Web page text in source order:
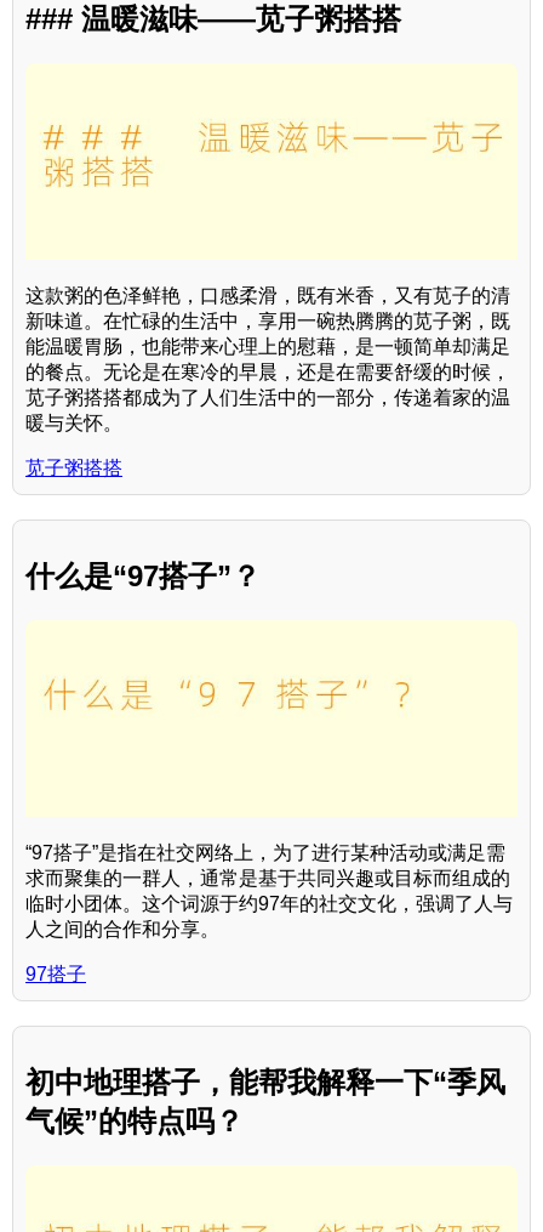
### 温暖滋味——苋子粥搭搭
这款粥的色泽鲜艳，口感柔滑，既有米香，又有苋子的清
新味道。在忙碌的生活中，享用一碗热腾腾的苋子粥，既
能温暖胃肠，也能带来心理上的慰藉，是一顿简单却满足
的餐点。无论是在寒冷的早晨，还是在需要舒缓的时候，
苋子粥搭搭都成为了人们生活中的一部分，传递着家的温
暖与关怀。
苋子粥搭搭
什么是“97搭子”？
“97搭子”是指在社交网络上，为了进行某种活动或满足需
求而聚集的一群人，通常是基于共同兴趣或目标而组成的
临时小团体。这个词源于约97年的社交文化，强调了人与
人之间的合作和分享。
97搭子
初中地理搭子，能帮我解释一下“季风
气候”的特点吗？